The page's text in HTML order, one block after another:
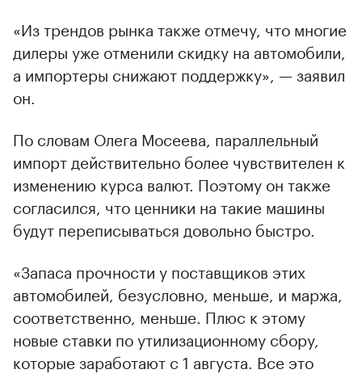
«Из трендов рынка также отмечу, что многие
дилеры уже отменили скидку на автомобили,
а импортеры снижают поддержку», — заявил
он.
По словам Олега Мосеева, параллельный
импорт действительно более чувствителен к
изменению курса валют. Поэтому он также
согласился, что ценники на такие машины
будут переписываться довольно быстро.
«Запаса прочности у поставщиков этих
автомобилей, безусловно, меньше, и маржа,
соответственно, меньше. Плюс к этому
новые ставки по утилизационному сбору,
которые заработают с 1 августа. Все это